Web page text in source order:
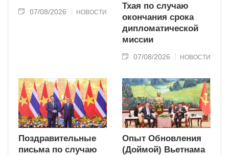
07/08/2026 НОВОСТИ
Тхая по случаю
окончания срока
дипломатической
миссии
07/08/2026 НОВОСТИ
Поздравительные
письма по случаю
Опыт Обновления
(Доймой) Вьетнама